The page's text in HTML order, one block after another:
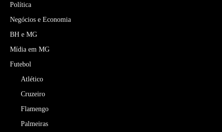
Política
Negócios e Economia
BH e MG
Mídia em MG
Futebol
Atlético
Cruzeiro
Flamengo
Palmeiras